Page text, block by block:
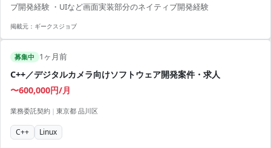
ブ開発経験 ・UIなど画面実装部分のネイティブ開発経験
掲載元： ギークスジョブ
募集中 1ヶ月前
C++／デジタルカメラ向けソフトウェア開発案件・求人
〜600,000円/月
業務委託契約 | 東京都 品川区
C++ Linux